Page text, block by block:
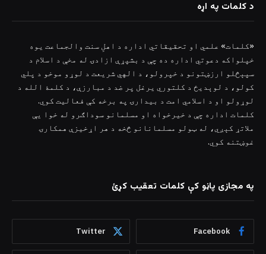
د کلمات په اړه
«کلمات» علمي او تحقیقاتي اداره د اهلِ سنت والجماعت یوه
خپلواکه دعوتي اداره ده چې د بشپړې ازادۍ له مخې د اسلام د
سپېڅلو ارزښتونو د خپرولو، د الهي شریعت د لوړو موخو د پلي
کولو، د لوېدیځ د کلتوري یرغل پر ضد د مبارزې، د کلمۀ الله د
لوړولو او د اسلامي امت د بیدارۍ په برخه کې فعالیت کوي.
کلمات اداره چې د خیرخواه او مسلمانو سوداګرو له خوا یې
ملاتړ کېږي، له ټولو مسلمانانو څخه د هر اړخیزې همکارۍ
غوښتنه کوي.
په مجازی پاڼو کې کلمات تعقیب کړئ
Facebook
Twitter